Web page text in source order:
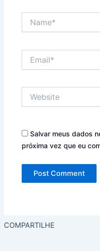
Salvar meus dados
próxima vez que eu
COMPARTILHE